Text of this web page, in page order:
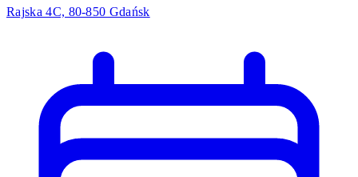
Rajska 4C, 80-850 Gdańsk